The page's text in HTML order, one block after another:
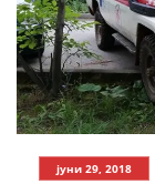
јуни 29, 2018